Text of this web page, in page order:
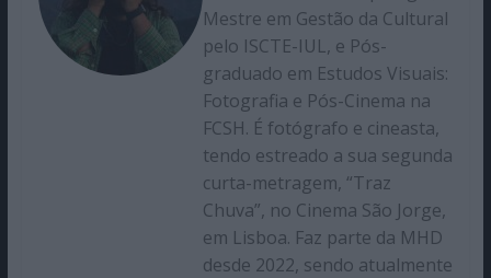
Mestre em Gestão da Cultural
pelo ISCTE-IUL, e Pós-
graduado em Estudos Visuais:
Fotografia e Pós-Cinema na
FCSH. É fotógrafo e cineasta,
tendo estreado a sua segunda
curta-metragem, “Traz
Chuva”, no Cinema São Jorge,
em Lisboa. Faz parte da MHD
desde 2022, sendo atualmente